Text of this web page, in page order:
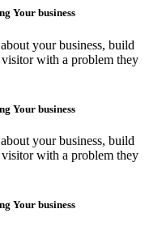
Your business
your business, build
with a problem they
Your business
your business, build
with a problem they
Your business